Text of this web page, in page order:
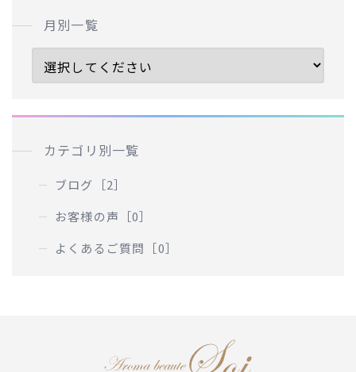
月別一覧
カテゴリ別一覧
ブログ［2］
お客様の声［0］
よくあるご質問［0］